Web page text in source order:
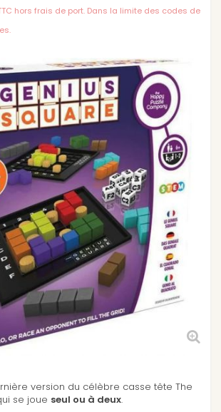
hors frais de port. Dans la limite des codes de
version du célèbre casse tête The
se joue seul ou à deux.